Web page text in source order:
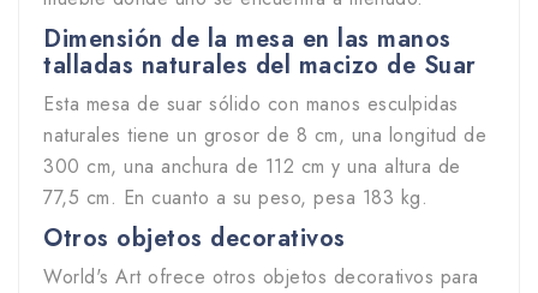
Dimensión de la mesa en las manos
talladas naturales del macizo de Suar
Esta mesa de suar sólido con manos esculpidas
naturales tiene un grosor de 8 cm, una longitud de
300 cm, una anchura de 112 cm y una altura de
77,5 cm. En cuanto a su peso, pesa 183 kg.
Otros objetos decorativos
World's Art ofrece otros objetos decorativos para